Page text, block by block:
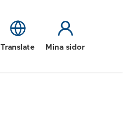
Translate Mina sidor